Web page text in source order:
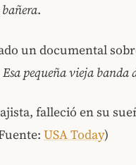
.
un documental
pequeña vieja banda
falleció en su
USA Today)